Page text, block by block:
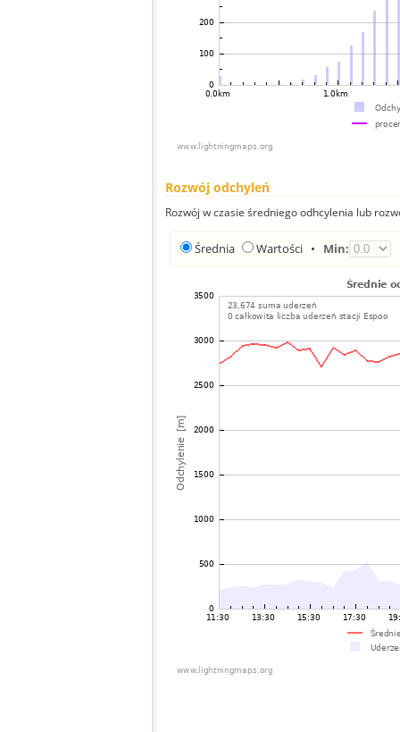
Rozwój odchyleń
Rozwój w czasie średniego odhcylenia lub
Średnia Wartości • Min: